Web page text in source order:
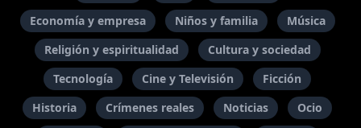
Economía y empresa
Niños y familia
Música
Religión y espiritualidad
Cultura y sociedad
Tecnología
Cine y Televisión
Ficción
Historia
Crímenes reales Noticias
Ocio